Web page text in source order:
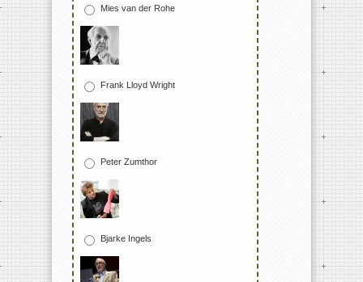
Mies van der Rohe
Frank Lloyd Wright
Peter Zumthor
Bjarke Ingels